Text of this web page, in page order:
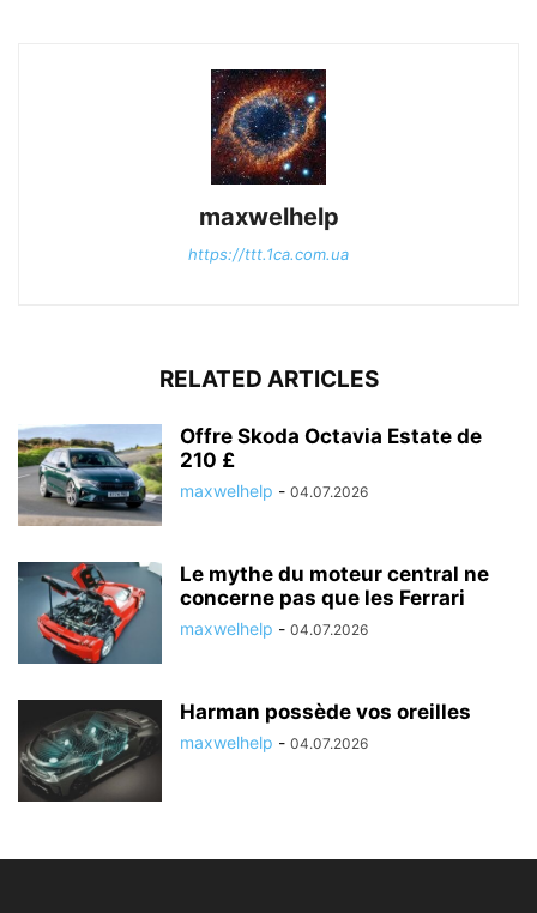
maxwelhelp
https://ttt.1ca.com.ua
RELATED ARTICLES
Offre Skoda Octavia Estate de
210 £
maxwelhelp - 04.07.2026
Le mythe du moteur central ne
concerne pas que les Ferrari
maxwelhelp - 04.07.2026
Harman possède vos oreilles
maxwelhelp - 04.07.2026